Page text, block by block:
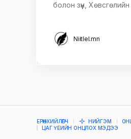
болон зүүн,
Niitlel.mn
ЕРӨНХИЙЛӨГЧ НИЙГЭМ
ЦАГ ҮЕИЙН ОНЦЛОХ МЭДЭЭ